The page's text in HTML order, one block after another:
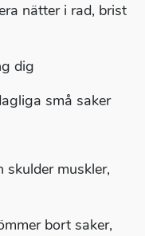
nätter i rad, brist
dig
små saker
muskler,
bort saker,